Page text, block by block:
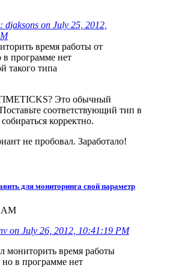
djaksons on July 25, 2012,
время работы от
в программе нет
такого типа
Это обычный
соответствующий тип в
корректно.
не пробовал. Заработало!
для мониторинга свой параметр
AM
on July 26, 2012, 10:41:19 PM
мониторить время работы
но в программе нет